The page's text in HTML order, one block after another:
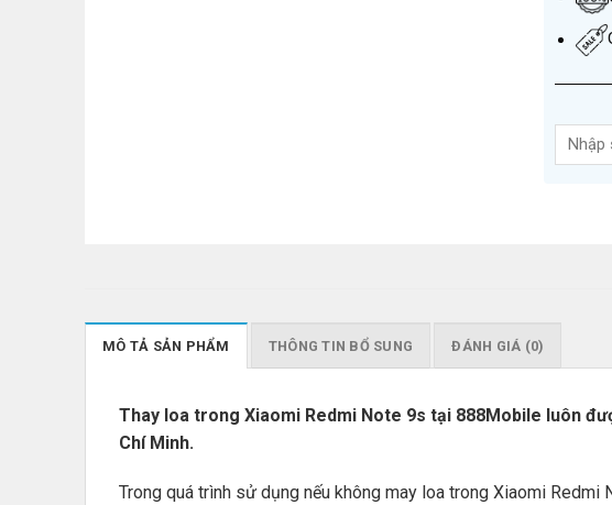
MÔ TẢ SẢN PHẨM THÔNG TIN BỔ SUNG ĐÁNH GIÁ (0)
Thay loa trong Xiaomi Redmi Note 9s tại 888Mobile luôn
Chí Minh.
Trong quá trình sử dụng nếu không may loa trong Xiaomi